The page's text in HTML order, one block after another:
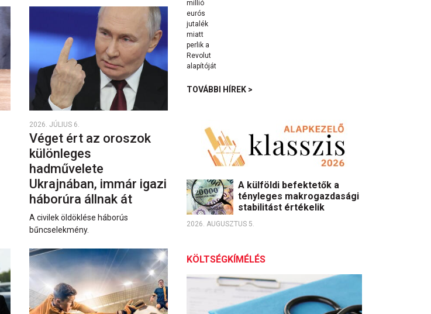
2026. JÚLIUS 6.
Véget ért az oroszok
különleges
hadművelete
Ukrajnában, immár igazi
háborúra állnak át
A civilek öldöklése háborús
bűncselekmény.
TOVÁBBI HÍREK >
A külföldi befektetők a
tényleges makrogazdasági
stabilitást értékelik
2026. AUGUSZTUS 5.
KÖLTSÉGKÍMÉLÉS